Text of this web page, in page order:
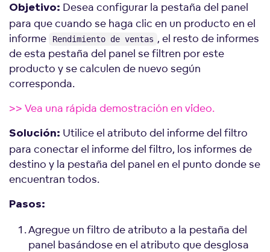
Objetivo: Desea configurar la pestaña del panel
para que cuando se haga clic en un producto en el
informe
Rendimiento de ventas , el resto de informes
de esta pestaña del panel se filtren por este
producto y se calculen de nuevo según
corresponda.
>> Vea una rápida demostración en vídeo.
Solución: Utilice el atributo del informe del filtro
para conectar el informe del filtro, los informes de
destino y la pestaña del panel en el punto donde se
encuentran todos.
Pasos:
Agregue un filtro de atributo a la pestaña del
panel basándose en el atributo que desglosa